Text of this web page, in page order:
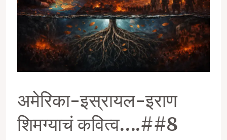
अमेरिका-इस्रायल-इराण
शिमग्याचं कवित्व….##8